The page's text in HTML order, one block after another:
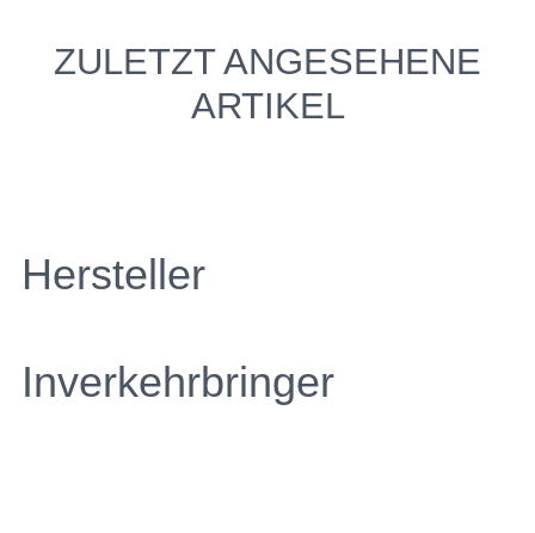
ZULETZT ANGESEHENE
ARTIKEL
Hersteller
Inverkehrbringer